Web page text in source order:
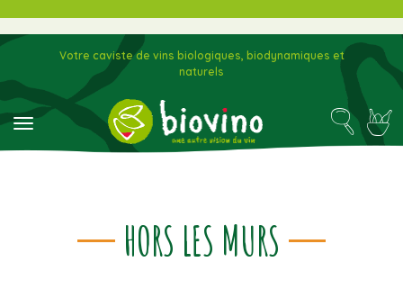
toggle navigation
Votre caviste de vins biologiques, biodynamiques et
naturels
HORS LES MURS